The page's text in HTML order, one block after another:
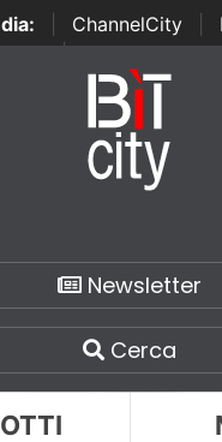
ChannelCity
| Italian Channel
Italian Security
Newsletter
Cerca